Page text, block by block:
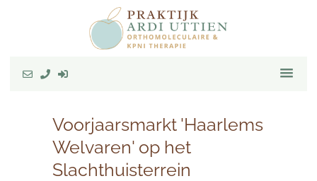
Voorjaarsmarkt 'Haarlems
Welvaren' op het
Slachthuisterrein